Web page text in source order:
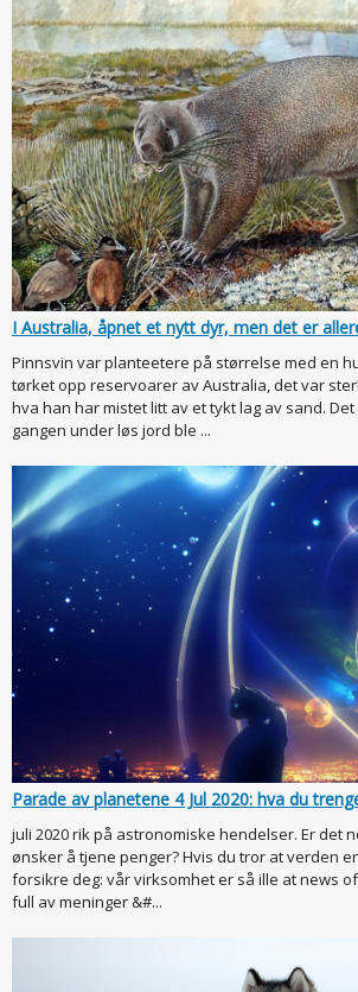
I Australia, åpnet et nytt dyr, men det er
Pinnsvin var planteetere på størrelse med en
tørket opp reservoarer av Australia, det var
hva han har mistet litt av et tykt lag av sand.
gangen under løs jord ble ...
Parade av planetene 4 Jul 2020: hva du
juli 2020 rik på astronomiske hendelser. Er det
ønsker å tjene penger? Hvis du tror at verden
forsikre deg: vår virksomhet er så ille at news
full av meninger &#...